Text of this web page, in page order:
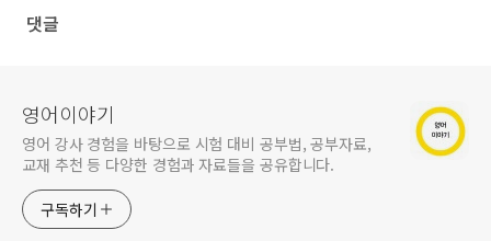
댓글
영어이야기
영어 강사 경험을 바탕으로 시험 대비 공부법, 공부자료,
교재 추천 등 다양한 경험과 자료들을 공유합니다.
구독하기